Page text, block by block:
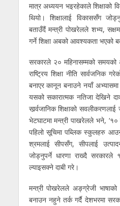
मात्र अध्ययन भइरहेकाले शिक्षाको
थियो। शिक्षालाई विकाससँग
बताउँदैं मन्त्री पोखरेलले शभ्य,
गर्ने शिक्षा अबको आवश्यकता भएको
सरकारले २० महिनासम्मको
राष्ट्रिय शिक्षा नीति सार्वजनिक
बनाएर कानून बनाउने नयाँ
यसको सकारात्मक नतिजा देखिने
सार्र्वजानिक शिक्षाको
भेटघाटमा मन्त्री पाखरेलले भने, ‘१०
पहिलो सूचिमा पब्लिक स्कुलहरु
श्रमलाई सीपसँग, सीपलाई
जोड्नुपर्ने धारणा राख्दै सरकारले
ल्याइसक्ने दाबी गरे।
मन्त्री पोखरेलले अङ्ग्रेजी भाषाको
बनाउन नहुने तर्क गर्दै देशभरमा